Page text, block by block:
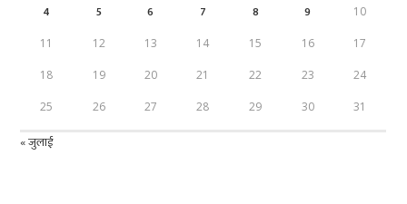
4
5 6 7 8 9 10
11 12 13 14 15 16 17
18 19 20 21 22 23 24
25 26 27 28 29 30 31
« जुलाई